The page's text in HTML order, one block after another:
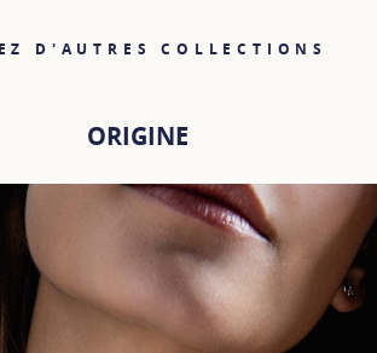
D'AUTRES COLLECTIONS
ORIGINE